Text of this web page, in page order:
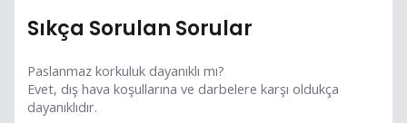
Sıkça Sorulan Sorular
Paslanmaz korkuluk dayanıklı mı?
Evet, dış hava koşullarına ve darbelere karşı oldukça
dayanıklıdır.